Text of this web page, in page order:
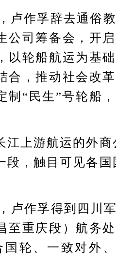
作孚辞去通俗教
公司筹备会，开
以轮船航运为基
合，推动社会改
制“民生”号轮船
上游航运的外商
段，触目可见各
作孚得到四川军
至重庆段）航务
国轮、一致对外